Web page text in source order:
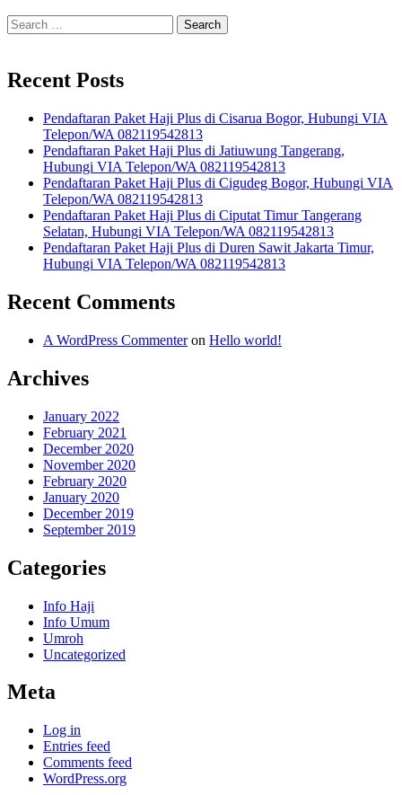
Search
for:
Recent Posts
Pendaftaran Paket Haji Plus di Cisarua Bogor, Hubungi VIA
Telepon/WA 082119542813
Pendaftaran Paket Haji Plus di Jatiuwung Tangerang,
Hubungi VIA Telepon/WA 082119542813
Pendaftaran Paket Haji Plus di Cigudeg Bogor, Hubungi VIA
Telepon/WA 082119542813
Pendaftaran Paket Haji Plus di Ciputat Timur Tangerang
Selatan, Hubungi VIA Telepon/WA 082119542813
Pendaftaran Paket Haji Plus di Duren Sawit Jakarta Timur,
Hubungi VIA Telepon/WA 082119542813
Recent Comments
A WordPress Commenteron Hello world!
Archives
January 2022
February 2021
December 2020
November 2020
February 2020
January 2020
December 2019
September 2019
Categories
Info Haji
Info Umum
Umroh
Uncategorized
Meta
Log in
Entries feed
Comments feed
WordPress.org